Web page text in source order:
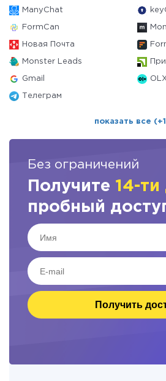
ManyChat
FormCan
Новая Почта
Monster Leads
Gmail OLX
Телеграм
показать все
Без ограничений
Получите 14-
пробный
Получить